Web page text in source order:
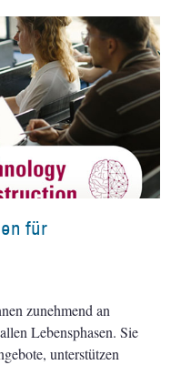
für
zunehmend an
Lebensphasen. Sie
unterstützen